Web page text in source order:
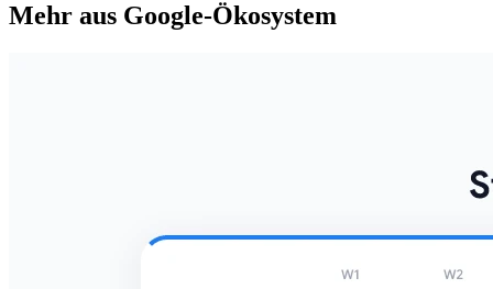
Mehr aus Google-Ökosystem